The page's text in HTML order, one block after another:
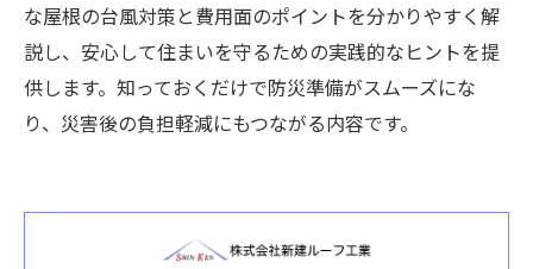
な屋根の台風対策と費用面のポイントを分かりやすく解
説し、安心して住まいを守るための実践的なヒントを提
供します。知っておくだけで防災準備がスムーズにな
り、災害後の負担軽減にもつながる内容です。